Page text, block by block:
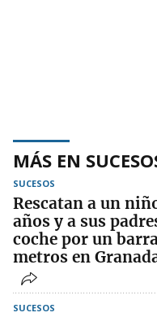
MÁS EN
SUCESOS
Rescatan a un
años y a sus
coche por un
metros en
SUCESOS